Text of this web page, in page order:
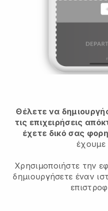
Θέλετε να
τις επιχειρήσεις
έχετε δικό σας
έχουμε
Χρησιμοποιήστε την
δημιουργήσετε έναν